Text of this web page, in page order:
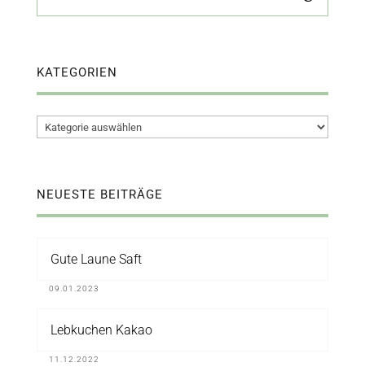
KATEGORIEN
Kategorien
NEUESTE BEITRÄGE
Gute Laune Saft
09.01.2023
Lebkuchen Kakao
11.12.2022